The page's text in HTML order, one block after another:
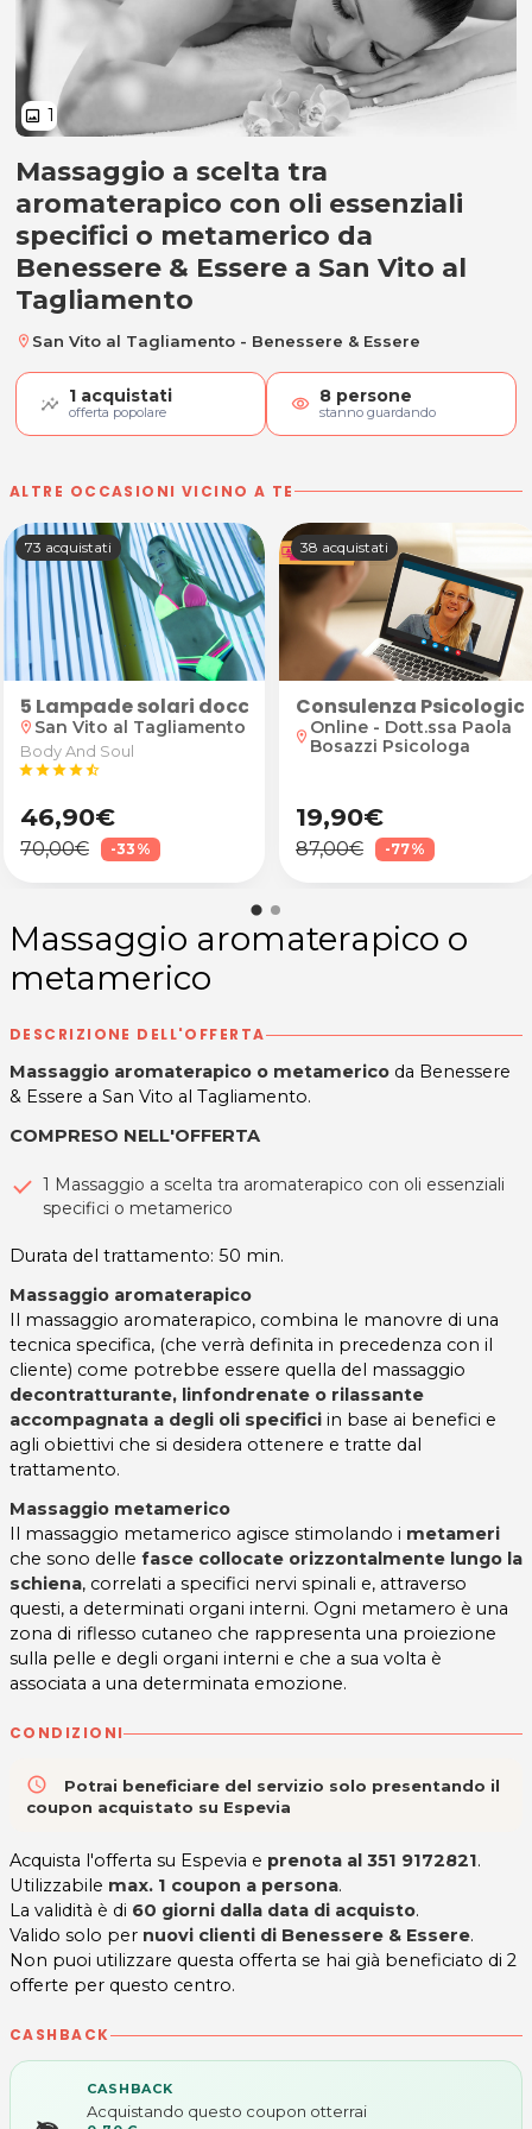
image 1
Massaggio aromaterapico o
Massaggio a scelta tra
aromaterapico con oli essenziali
specifici o metamerico da
Benessere & Essere a San Vito al
Tagliamento
location_on San Vito al Tagliamento - Benessere & Essere
1 acquistati
offerta popolare visibility 8 persone
stanno guardando
ALTRE OCCASIONI VICINO A TE
piega fashion
73 acquistati
5 Lampade solari doccia total body
location_on San Vito al Tagliamento
Body And Soul
starstarstarstarstar_half
46,90€
70,00€ -33%
38 acquistati
Consulenza
location_on Online - Dott.ssa Paola
Bosazzi Psicologa
19,90€
87,00€ -77%
Massaggio aromaterapico o
metamerico
DESCRIZIONE DELL'OFFERTA
Massaggio aromaterapico o metamerico da Benessere
& Essere a San Vito al Tagliamento.
COMPRESO NELL'OFFERTA
1 Massaggio a scelta tra aromaterapico con oli essenziali
specifici o metamerico
Durata del trattamento: 50 min.
Massaggio aromaterapico
Il massaggio aromaterapico, combina le manovre di una
tecnica specifica, (che verrà definita in precedenza con il
cliente) come potrebbe essere quella del massaggio
decontratturante, linfondrenate o rilassante
accompagnata a degli oli specifici in base ai benefici e
agli obiettivi che si desidera ottenere e tratte dal
trattamento.
Massaggio metamerico
Il massaggio metamerico agisce stimolando i metameri
che sono delle fasce collocate orizzontalmente lungo la
schiena, correlati a specifici nervi spinali e, attraverso
questi, a determinati organi interni. Ogni metamero è una
zona di riflesso cutaneo che rappresenta una proiezione
sulla pelle e degli organi interni e che a sua volta è
associata a una determinata emozione.
CONDIZIONI
access_time
Potrai beneficiare del servizio solo presentando il
coupon acquistato su Espevia
Acquista l'offerta su Espevia e prenota al 351 9172821.
Utilizzabile max. 1 coupon a persona.
La validità è di 60 giorni dalla data di acquisto.
Valido solo per nuovi clienti di Benessere & Essere.
Non puoi utilizzare questa offerta se hai già beneficiato di 2
offerte per questo centro.
CASHBACK
CASHBACK
Acquistando questo coupon otterrai